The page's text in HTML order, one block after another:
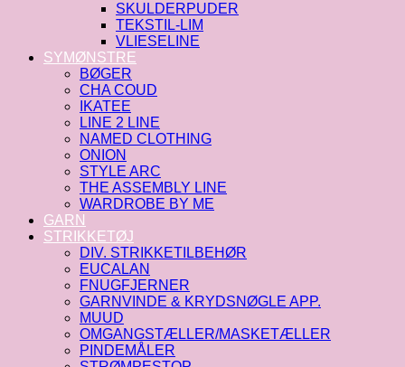
SKULDERPUDER
TEKSTIL-LIM
VLIESELINE
SYMØNSTRE
BØGER
CHA COUD
IKATEE
LINE 2 LINE
NAMED CLOTHING
ONION
STYLE ARC
THE ASSEMBLY LINE
WARDROBE BY ME
GARN
STRIKKETØJ
DIV. STRIKKETILBEHØR
EUCALAN
FNUGFJERNER
GARNVINDE & KRYDSNØGLE APP.
MUUD
OMGANGSTÆLLER/MASKETÆLLER
PINDEMÅLER